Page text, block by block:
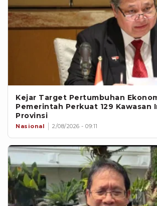
Kejar Target Pertumbuhan
Pemerintah Perkuat 129 Kawasan
Provinsi
Nasional 2/08/2026 - 09:11